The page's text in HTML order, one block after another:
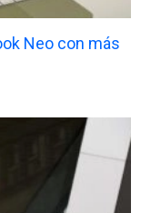
Neo con más